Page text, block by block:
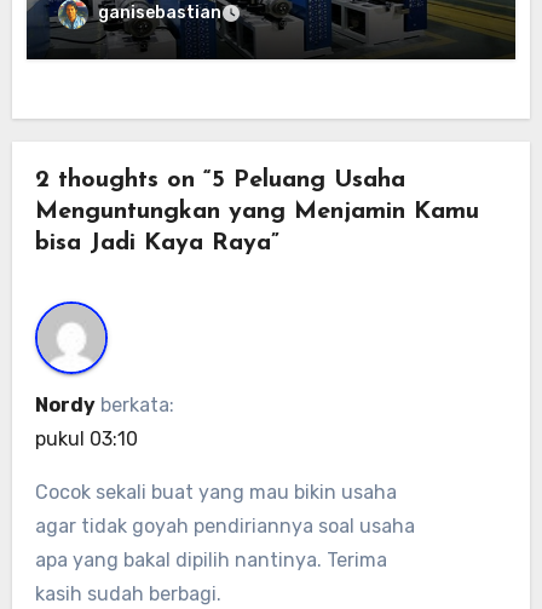
Extruder Engineering
ganisebastian
2 thoughts on “5 Peluang Usaha
Menguntungkan yang Menjamin Kamu
bisa Jadi Kaya Raya”
Nordy berkata:
pukul 03:10
Cocok sekali buat yang mau bikin usaha
agar tidak goyah pendiriannya soal usaha
apa yang bakal dipilih nantinya. Terima
kasih sudah berbagi.